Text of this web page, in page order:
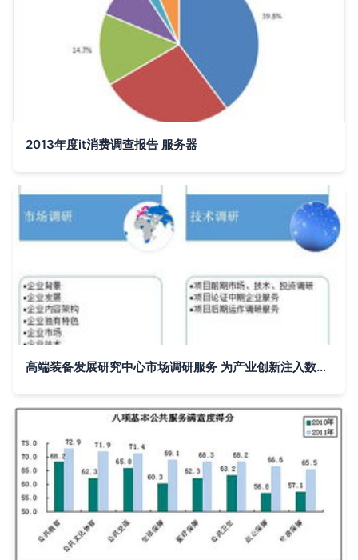
2013年度it消费调查报告 服务器
高端装备发展研究中心市场调研服务 为产业创新注入数据驱动力